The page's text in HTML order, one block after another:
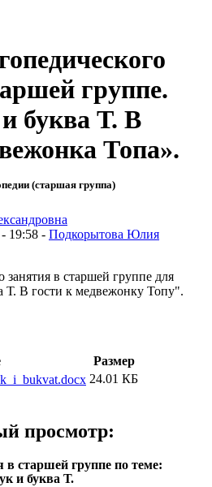
группе.
буква Т. В
Топа».
(старшая группа)
19:58 - Подкорытова Юлия
занятия в старшей группе для
Т. В гости к медвежонку Топу".
Размер
24.01 КБ
просмотр:
в старшей группе по теме:
и буква Т.